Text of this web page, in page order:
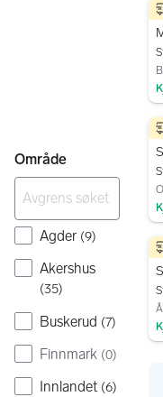
Område
Agder (9)
Akershus
(35)
Buskerud (7)
Finnmark (0)
Innlandet (6)